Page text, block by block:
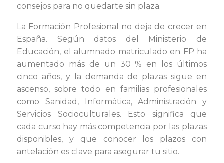
consejos para no quedarte sin plaza.
La Formación Profesional no deja de crecer en
España. Según datos del Ministerio de
Educación, el alumnado matriculado en FP ha
aumentado más de un 30 % en los últimos
cinco años, y la demanda de plazas sigue en
ascenso, sobre todo en familias profesionales
como Sanidad, Informática, Administración y
Servicios Socioculturales. Esto significa que
cada curso hay más competencia por las plazas
disponibles, y que conocer los plazos con
antelación es clave para asegurar tu sitio.